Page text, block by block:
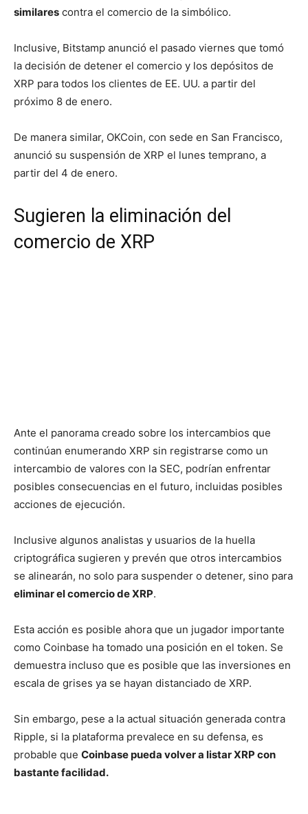
similares contra el comercio de la simbólico.
Inclusive, Bitstamp anunció el pasado viernes que tomó
la decisión de detener el comercio y los depósitos de
XRP para todos los clientes de EE. UU. a partir del
próximo 8 de enero.
De manera similar, OKCoin, con sede en San Francisco,
anunció su suspensión de XRP el lunes temprano, a
partir del 4 de enero.
Sugieren la eliminación del
comercio de XRP
Ante el panorama creado sobre los intercambios que
continúan enumerando XRP sin registrarse como un
intercambio de valores con la SEC, podrían enfrentar
posibles consecuencias en el futuro, incluidas posibles
acciones de ejecución.
Inclusive algunos analistas y usuarios de la huella
criptográfica sugieren y prevén que otros intercambios
se alinearán, no solo para suspender o detener, sino para
eliminar el comercio de XRP.
Esta acción es posible ahora que un jugador importante
como Coinbase ha tomado una posición en el token. Se
demuestra incluso que es posible que las inversiones en
escala de grises ya se hayan distanciado de XRP.
Sin embargo, pese a la actual situación generada contra
Ripple, si la plataforma prevalece en su defensa, es
probable que Coinbase pueda volver a listar XRP con
bastante facilidad.